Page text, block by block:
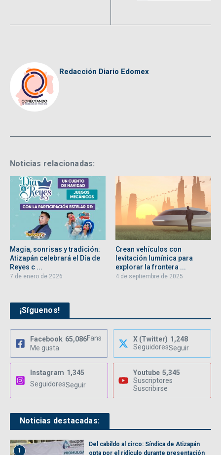
Redacción Diario Edomex
Noticias relacionadas:
Magia, sonrisas y tradición:
Atizapán celebrará el Día de
Reyes c ...
7 de enero de 2026
Crean vehículos con
levitación lumínica para
explorar la frontera ...
4 de septiembre de 2025
¡Síguenos!
Facebook 65,086Fans
Me gusta
X (Twitter) 1,248
SeguidoresSeguir
Instagram 1,345
SeguidoresSeguir
Youtube 5,345
Suscriptores
Suscribirse
Noticias destacadas:
1
Del cabildo al circo: Síndica de Atizapán
opta por el ridículo durante presentación